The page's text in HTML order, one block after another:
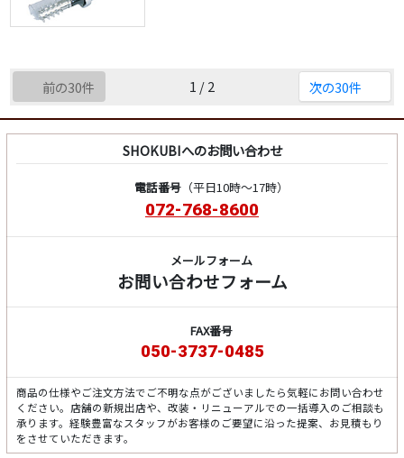
前の30件 1 / 2 次の30件
SHOKUBIへのお問い合わせ
電話番号（平日10時～17時）
072-768-8600
メールフォーム
お問い合わせフォーム
FAX番号
050-3737-0485
商品の仕様やご注文方法でご不明な点がございましたら気軽にお問い合わせ
ください。店舗の新規出店や、改装・リニューアルでの一括導入のご相談も
承ります。経験豊富なスタッフがお客様のご要望に沿った提案、お見積もり
をさせていただきます。